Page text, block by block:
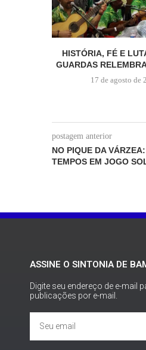
HISTÓRIA, FÉ E
GUARDAS
17 de agosto de
postagem anterior
NO PIQUE DA
TEMPOS EM JOGO
ASSINE O SINTONIA DE
Digite seu endereço de e-mail
publicações por e-mail.